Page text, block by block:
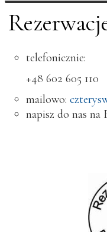
telefonicznie:
+48 602 605 110
mailowo:
napisz do nas na